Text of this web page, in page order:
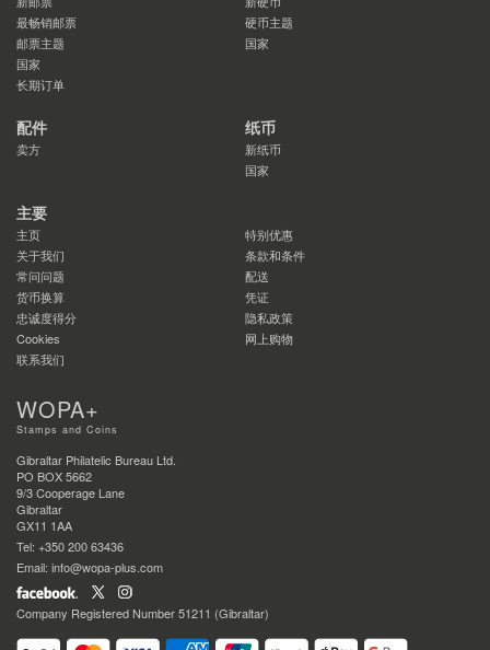
最畅销邮票
邮票主题
国家
长期订单
硬币主题
国家
配件
卖方
纸币
新纸币
国家
主要
主页
特别优惠
关于我们
条款和条件
常问问题
配送
货币换算
凭证
忠诚度得分
隐私政策
Cookies
网上购物
联系我们
WOPA+
Stamps and Coins
Gibraltar Philatelic Bureau Ltd.
PO BOX 5662
9/3 Cooperage Lane
Gibraltar
GX11 1AA
Tel: +350 200 63436
Email: info@wopa-plus.com
Company Registered Number 51211 (Gibraltar)